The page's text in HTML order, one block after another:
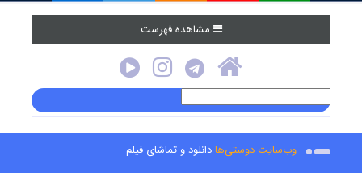
مشاهده فهرست
وب‌سایت دوستی‌هادانلود و تماشای فیلم